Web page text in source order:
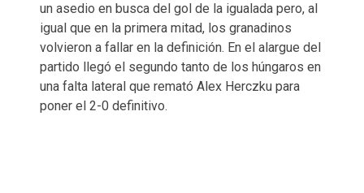
un asedio en busca del gol de la igualada pero, al
igual que en la primera mitad, los granadinos
volvieron a fallar en la definición. En el alargue del
partido llegó el segundo tanto de los húngaros en
una falta lateral que remató Alex Herczku para
poner el 2-0 definitivo.